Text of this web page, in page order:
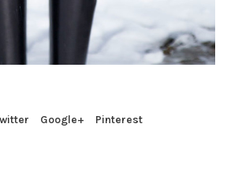
Google+ Pinterest